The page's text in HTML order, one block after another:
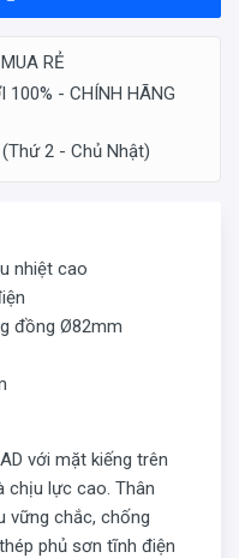
RẺ
100% - CHÍNH HÃNG
2 - Chủ Nhật)
nhiệt cao
đồng Ø82mm
với mặt kiếng trên
chịu lực cao. Thân
vững chắc, chống
phủ sơn tĩnh điện